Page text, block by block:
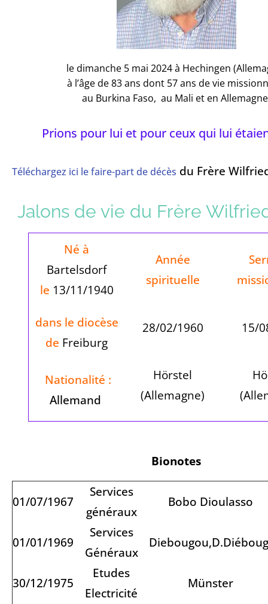
le dimanche 5 mai 2024 à Hechingen (
à l’âge de 83 ans dont 57 ans de vie
au Burkina Faso, au Mali et en
Prions pour lui et pour ceux qui lui
Téléchargez ici le faire-part de décès du Frère
Jalons de vie du Frère
Né à
Bartelsdorf
le 13/11/1940
Année
spirituelle
dans le diocèse
de Freiburg
28/02/1960 15/
Nationalité :
Allemand
Hörstel
(Allemagne)
Bionotes
01/07/1967
Services
généraux
Bobo Dioulasso
01/01/1969
Services
Généraux
30/12/1975
Etudes
Electricité
Münster